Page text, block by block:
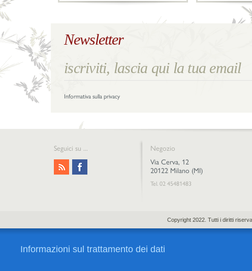
Newsletter
Informativa sulla privacy
Seguici su ...
Negozio
Via Cerva, 12
20122 Milano (MI)
Tel. 02 45481483
Copyright 2022. Tutti i diritti
Informazioni sul trattamento dei dati